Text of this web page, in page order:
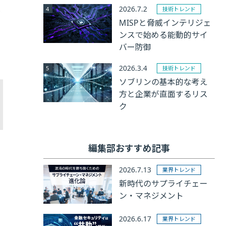
編集部おすすめ記事
2026.7.13 業界トレンド
新時代のサプライチェー
ン・マネジメント
2026.6.17 業界トレンド
2026.7.2 技術トレンド
MISPと脅威インテリジェ
ンスで始める能動的サイ
バー防御
2026.3.4 技術トレンド
ソブリンの基本的な考え
方と企業が直面するリス
ク